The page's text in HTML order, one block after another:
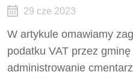
29 cze 2023
W artykule omawiamy
podatku VAT przez
administrowanie